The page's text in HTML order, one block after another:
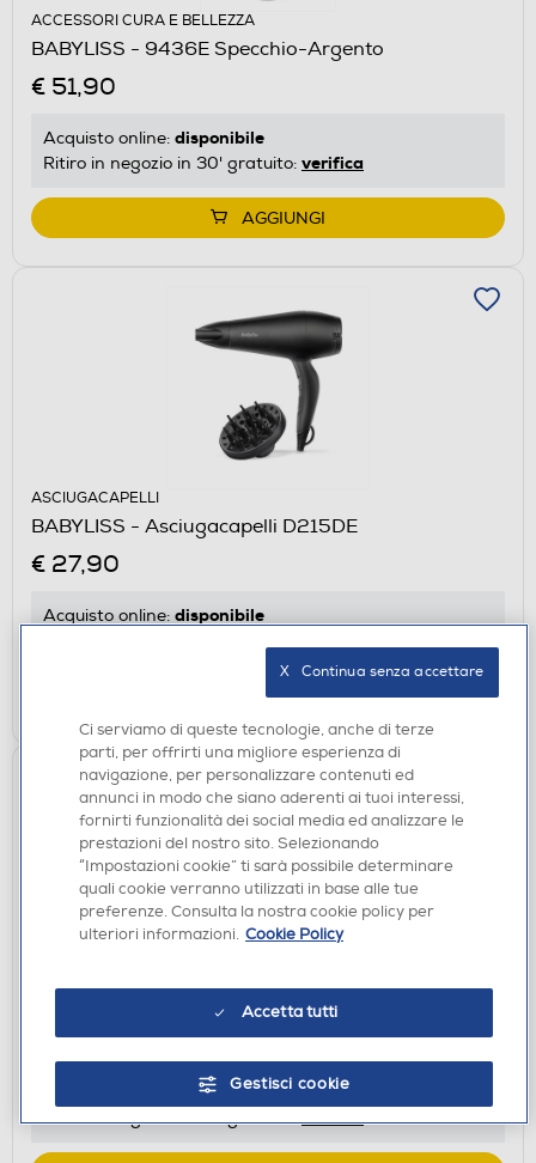
ACCESSORI CURA E BELLEZZA
BABYLISS - 9436E Specchio-Argento
€ 51,90
Acquisto online: disponibile
Ritiro in negozio in 30' gratuito: verifica
AGGIUNGI
ASCIUGACAPELLI
BABYLISS - Asciugacapelli D215DE
€ 27,90
Acquisto online: disponibile
AGGIUNGI
BABYLISS - Piastra per capelli ST596E-NERO
€ 89,90
disponibile
Ritiro in negozio in 30' gratuito:verifica
Ci serviamo di queste tecnologie, anche di terze
parti, per offrirti una migliore esperienza di
navigazione, per personalizzare contenuti ed
annunci in modo che siano aderenti ai tuoi interessi,
fornirti funzionalità dei social media ed analizzare le
prestazioni del nostro sito. Selezionando
“Impostazioni cookie” ti sarà possibile determinare
quali cookie verranno utilizzati in base alle tue
preferenze. Consulta la nostra cookie policy per
ulteriori informazioni. Cookie Policy
Accetta tutti
Gestisci cookie
X   Continua senza accettare